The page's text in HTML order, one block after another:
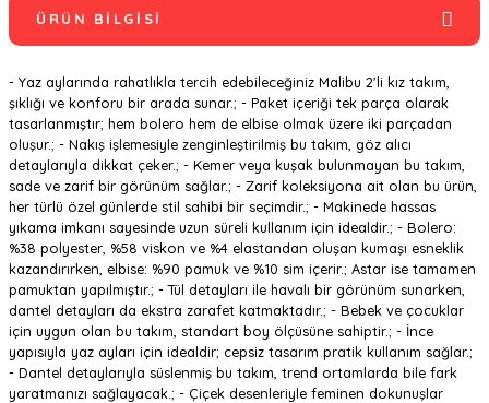
ÜRÜN BILGISI
- Yaz aylarında rahatlıkla tercih edebileceğiniz Malibu 2'li kız takım,
şıklığı ve konforu bir arada sunar.; - Paket içeriği tek parça olarak
tasarlanmıştır; hem bolero hem de elbise olmak üzere iki parçadan
oluşur.; - Nakış işlemesiyle zenginleştirilmiş bu takım, göz alıcı
detaylarıyla dikkat çeker.; - Kemer veya kuşak bulunmayan bu takım,
sade ve zarif bir görünüm sağlar.; - Zarif koleksiyona ait olan bu ürün,
her türlü özel günlerde stil sahibi bir seçimdir.; - Makinede hassas
yıkama imkanı sayesinde uzun süreli kullanım için idealdir.; - Bolero:
%38 polyester, %58 viskon ve %4 elastandan oluşan kumaşı esneklik
kazandırırken, elbise: %90 pamuk ve %10 sim içerir.; Astar ise tamamen
pamuktan yapılmıştır.; - Tül detayları ile havalı bir görünüm sunarken,
dantel detayları da ekstra zarafet katmaktadır.; - Bebek ve çocuklar
için uygun olan bu takım, standart boy ölçüsüne sahiptir.; - İnce
yapısıyla yaz ayları için idealdir; cepsiz tasarım pratik kullanım sağlar.;
- Dantel detaylarıyla süslenmiş bu takım, trend ortamlarda bile fark
yaratmanızı sağlayacak.; - Çiçek desenleriyle feminen dokunuşlar